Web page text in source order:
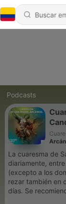
Podcasts
La cuaresma de
diariamente,
(excepto a los
rezar también en
días. Se recomienda contar con una imagen o estampa de San